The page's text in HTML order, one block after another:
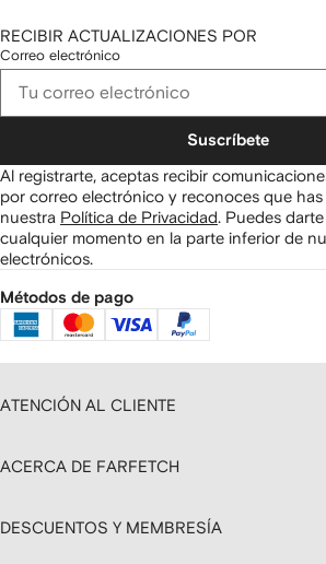
RECIBIR ACTUALIZACIONES POR
Correo electrónico
Suscríbete
Al registrarte, aceptas recibir
por correo electrónico y reconoces que
nuestra Política de Privacidad Puedes
cualquier momento en la parte inferior de
electrónicos.
Métodos de pago
ATENCIÓN AL CLIENTE
ACERCA DE FARFETCH
DESCUENTOS Y MEMBRESÍA